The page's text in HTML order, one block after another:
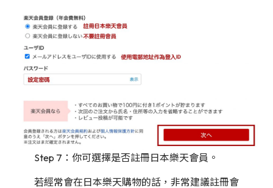
Step 7：你可選擇是否註冊日本樂天會員。
若經常會在日本樂天購物的話，非常建議註冊會